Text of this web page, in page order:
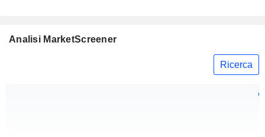
Analisi MarketScreener
Ricerca